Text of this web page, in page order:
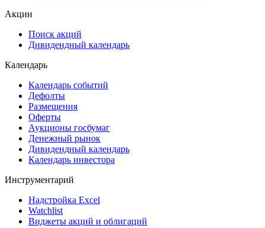
Акции
Поиск акций
Дивидендный календарь
Календарь
Календарь событий
Дефолты
Размещения
Оферты
Аукционы госбумаг
Денежный рынок
Дивидендный календарь
Календарь инвестора
Инструментарий
Надстройка Excel
Watchlist
Виджеты акций и облигаций